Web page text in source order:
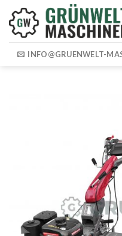
content
INFO@GRUENWELT-